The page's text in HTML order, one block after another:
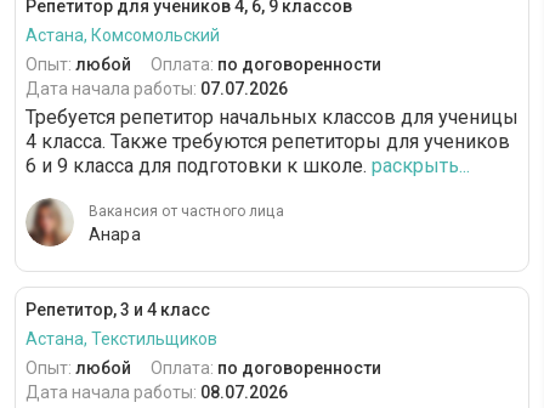
Репетитор для учеников 4, 6, 9 классов
Астана, Комсомольский
Опыт: любой Оплата: по договоренности
Дата начала работы: 07.07.2026
Требуется репетитор начальных классов для ученицы
4 класса. Также требуются репетиторы для учеников
6 и 9 класса для подготовки к школе. раскрыть...
Вакансия от частного лица
Анара
Репетитор, 3 и 4 класс
Астана, Текстильщиков
Опыт: любой Оплата: по договоренности
Дата начала работы: 08.07.2026